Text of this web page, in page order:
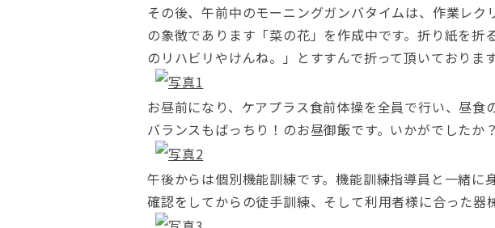
その後、午前中のモーニングガンバタイムは、作業レ
の象徴であります「菜の花」を作成中です。折り紙を
のリハビリやけんね。」とすすんで折って頂いております
お昼前になり、ケアプラス食前体操を全員で行い、昼
バランスもばっちり！のお昼御飯です。いかがでしたか？
午後からは個別機能訓練です。機能訓練指導員と一緒
確認をしてからの徒手訓練、そして利用者様に合った器